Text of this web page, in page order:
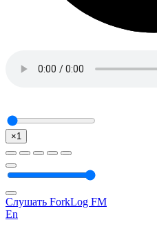
×1
Слушать ForkLog FM
En